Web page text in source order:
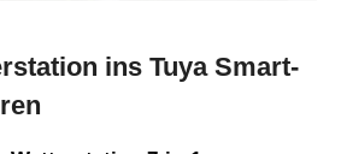
ins Tuya Smart-